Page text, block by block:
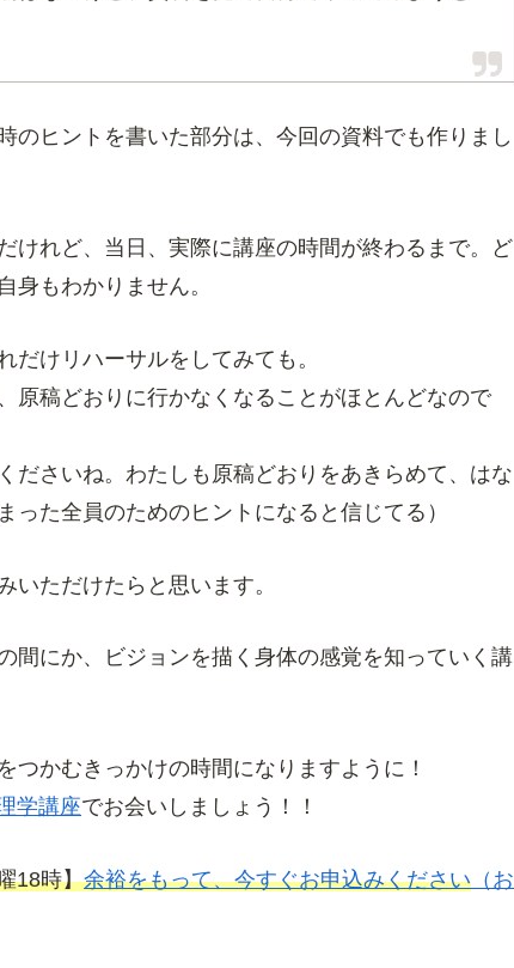
のヒントを書いた部分は、今回の資料でも作りまし
けれど、当日、実際に講座の時間が終わるまで。ど
身もわかりません。
だけリハーサルをしてみても。
原稿どおりに行かなくなることがほとんどなので
ださいね。わたしも原稿どおりをあきらめて、はな
った全員のためのヒントになると信じてる）
いただけたらと思います。
間にか、ビジョンを描く身体の感覚を知っていく講
つかむきっかけの時間になりますように！
学講座でお会いしましょう！！
18時】余裕をもって、今すぐお申込みください （お